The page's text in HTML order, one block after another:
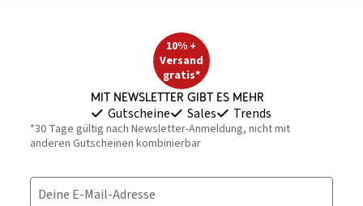
10% +
Versand
gratis*
Mit Newsletter gibt es mehr
Gutscheine Sales Trends
*30 Tage gültig nach Newsletter-Anmeldung, nicht mit
anderen Gutscheinen kombinierbar
Deine E-Mail-Adresse